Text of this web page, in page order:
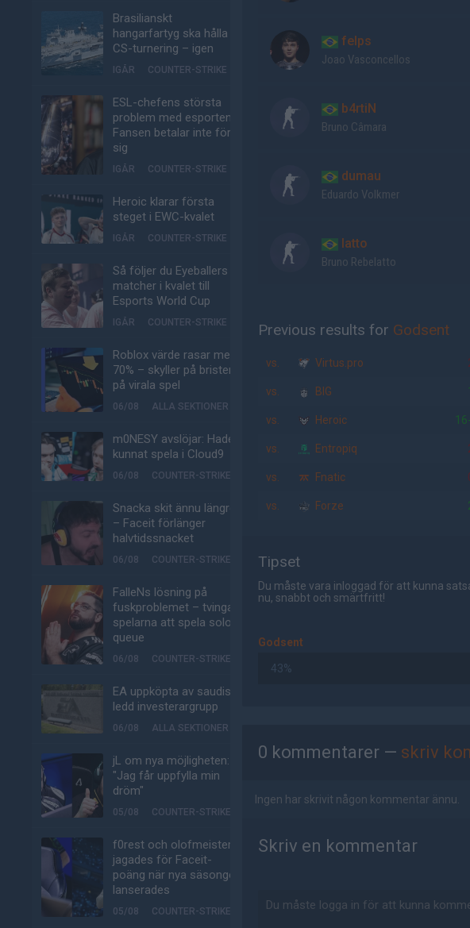
Brasilianskt
hangarfartyg ska hålla
CS-turnering – igen
IGÅR COUNTER-STRIKE
ESL-chefens största
problem med esporten:
Fansen betalar inte för
sig
IGÅR COUNTER-STRIKE
Heroic klarar första
steget i EWC-kvalet
IGÅR COUNTER-STRIKE
Så följer du Eyeballers
matcher i kvalet till
Esports World Cup
IGÅR COUNTER-STRIKE
Roblox värde rasar med
70% – skyller på bristen
på virala spel
06/08 ALLA SEKTIONER
m0NESY avslöjar: Hade
kunnat spela i Cloud9
06/08 COUNTER-STRIKE
Snacka skit ännu längre
– Faceit förlänger
halvtidssnacket
06/08 COUNTER-STRIKE
FalleNs lösning på
fuskproblemet – tvinga
spelarna att spela solo-
queue
06/08 COUNTER-STRIKE
EA uppköpta av saudisk-
ledd investerargrupp
06/08 ALLA SEKTIONER
jL om nya möjligheten:
"Jag får uppfylla min
dröm"
05/08 COUNTER-STRIKE
f0rest och olofmeister
jagades för Faceit-
poäng när nya säsongen
lanserades
05/08 COUNTER-STRIKE
felps
Joao Vasconcellos
b4rtiN
Bruno Câmara
dumau
Eduardo Volkmer
latto
Bruno Rebelatto
Previous results for Godsent
vs. Virtus.pro
vs. BIG
vs. Heroic
vs. Entropiq
vs. Fnatic
vs. Forze
Tipset
Du måste vara inloggad för att kunna
nu, snabbt och smärtfritt!
Godsent
43%
0 kommentarer — skriv
Ingen har skrivit någon kommentar ännu.
Skriv en kommentar